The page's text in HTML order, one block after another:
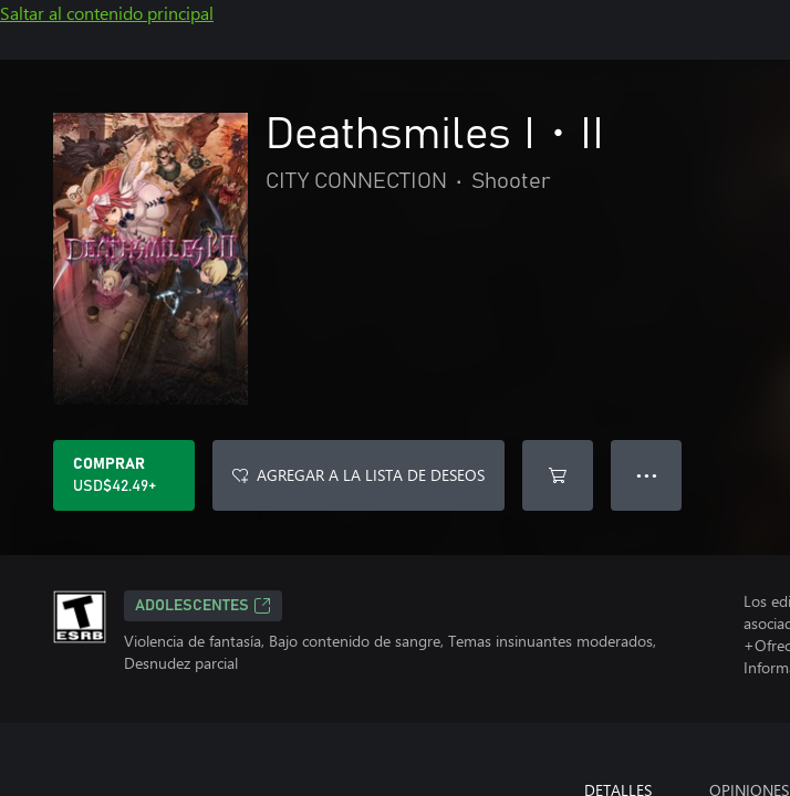
Saltar al contenido principal
Deathsmiles I・II
CITY CONNECTION • Shooter
COMPRAR
USD$42.49+
AGREGAR A LA LISTA DE DESEOS ● ● ●
ADOLESCENTES
Violencia de fantasía, Bajo contenido de sangre, Temas insinuantes moderados,
Desnudez parcial
Los
DETALLES OPINIONES